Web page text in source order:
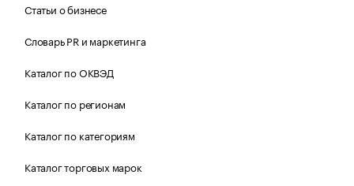
Статьи о бизнесе
Словарь PR и маркетинга
Каталог по ОКВЭД
Каталог по регионам
Каталог по категориям
Каталог торговых марок